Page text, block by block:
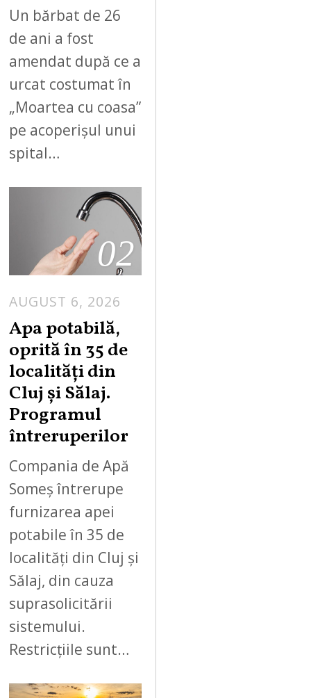
Un bărbat de 26
de ani a fost
amendat după ce a
urcat costumat în
„Moartea cu coasa”
pe acoperișul unui
spital…
02
AUGUST 6, 2026
Apa potabilă,
oprită în 35 de
localități din
Cluj și Sălaj.
Programul
întreruperilor
Compania de Apă
Someș întrerupe
furnizarea apei
potabile în 35 de
localități din Cluj și
Sălaj, din cauza
suprasolicitării
sistemului.
Restricțiile sunt…